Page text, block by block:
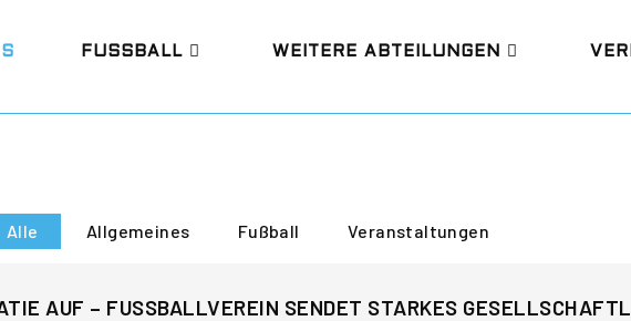
FUSSBALL WEITERE ABTEILUNGEN
Alle Allgemeines Fußball Veranstaltungen
AUF – FUSSBALLVEREIN SENDET STARKES